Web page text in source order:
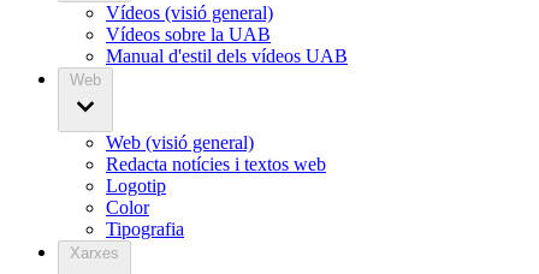
Vídeos (visió general)
Vídeos sobre la UAB
Manual d'estil dels vídeos UAB
Web
Web (visió general)
Redacta notícies i textos web
Logotip
Color
Tipografia
Xarxes